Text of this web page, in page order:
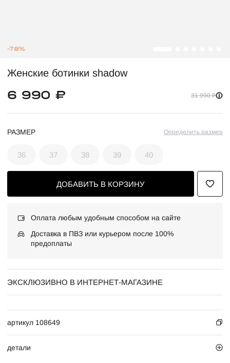
-78%
Женские ботинки shadow
6 990 ₽ 31 990 ₽
РАЗМЕР Определить размер
36 37 38 39 40
ДОБАВИТЬ В КОРЗИНУ
Оплата любым удобным способом на сайте
Доставка в ПВЗ или курьером после 100%
предоплаты
ЭКСКЛЮЗИВНО В ИНТЕРНЕТ-МАГАЗИНЕ
артикул 108649
детали